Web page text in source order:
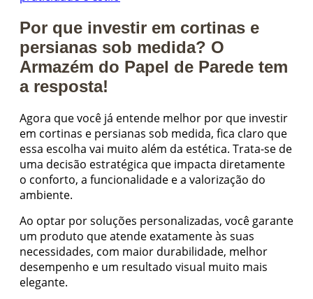
Por que investir em cortinas e
persianas sob medida? O
Armazém do Papel de Parede tem
a resposta!
Agora que você já entende melhor por que investir
em cortinas e persianas sob medida, fica claro que
essa escolha vai muito além da estética. Trata-se de
uma decisão estratégica que impacta diretamente
o conforto, a funcionalidade e a valorização do
ambiente.
Ao optar por soluções personalizadas, você garante
um produto que atende exatamente às suas
necessidades, com maior durabilidade, melhor
desempenho e um resultado visual muito mais
elegante.